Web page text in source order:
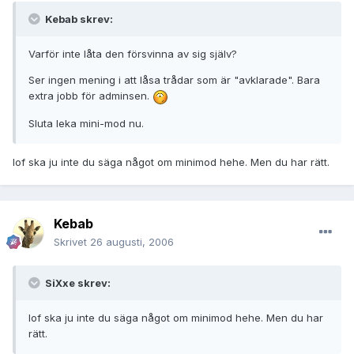
Kebab skrev:
Varför inte låta den försvinna av sig själv?
Ser ingen mening i att låsa trådar som är "avklarade". Bara
extra jobb för adminsen.
Sluta leka mini-mod nu.
Iof ska ju inte du säga något om minimod hehe. Men du har rätt.
Kebab
Skrivet 26 augusti, 2006
SiXxe skrev:
Iof ska ju inte du säga något om minimod hehe. Men du har
rätt.